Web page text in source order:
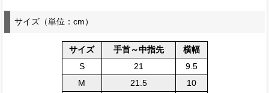
サイズ（単位：cm）
サイズ 手首～中指先
横幅
S
21
9.5
M
21.5
10